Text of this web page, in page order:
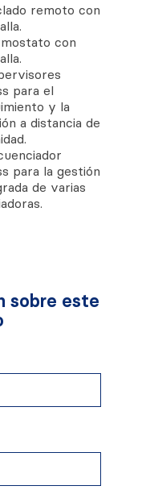
remoto con
con
para el
y la
a distancia de
para la gestión
de varias
sobre este